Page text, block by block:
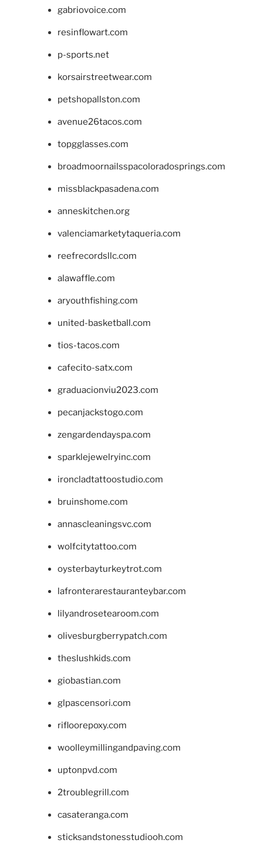
gabriovoice.com
resinflowart.com
p-sports.net
korsairstreetwear.com
petshopallston.com
avenue26tacos.com
topgglasses.com
broadmoornailsspacoloradosprings.com
missblackpasadena.com
anneskitchen.org
valenciamarketytaqueria.com
reefrecordsllc.com
alawaffle.com
aryouthfishing.com
united-basketball.com
tios-tacos.com
cafecito-satx.com
graduacionviu2023.com
pecanjackstogo.com
zengardendayspa.com
sparklejewelryinc.com
ironcladtattoostudio.com
bruinshome.com
annascleaningsvc.com
wolfcitytattoo.com
oysterbayturkeytrot.com
lafronterarestauranteybar.com
lilyandrosetearoom.com
olivesburgberrypatch.com
theslushkids.com
giobastian.com
glpascensori.com
rifloorepoxy.com
woolleymillingandpaving.com
uptonpvd.com
2troublegrill.com
casateranga.com
sticksandstonesstudiooh.com